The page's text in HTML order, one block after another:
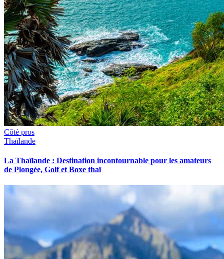
Côté pros
Thaïlande
La Thaïlande : Destination incontournable pour les amateurs
de Plongée, Golf et Boxe thaï